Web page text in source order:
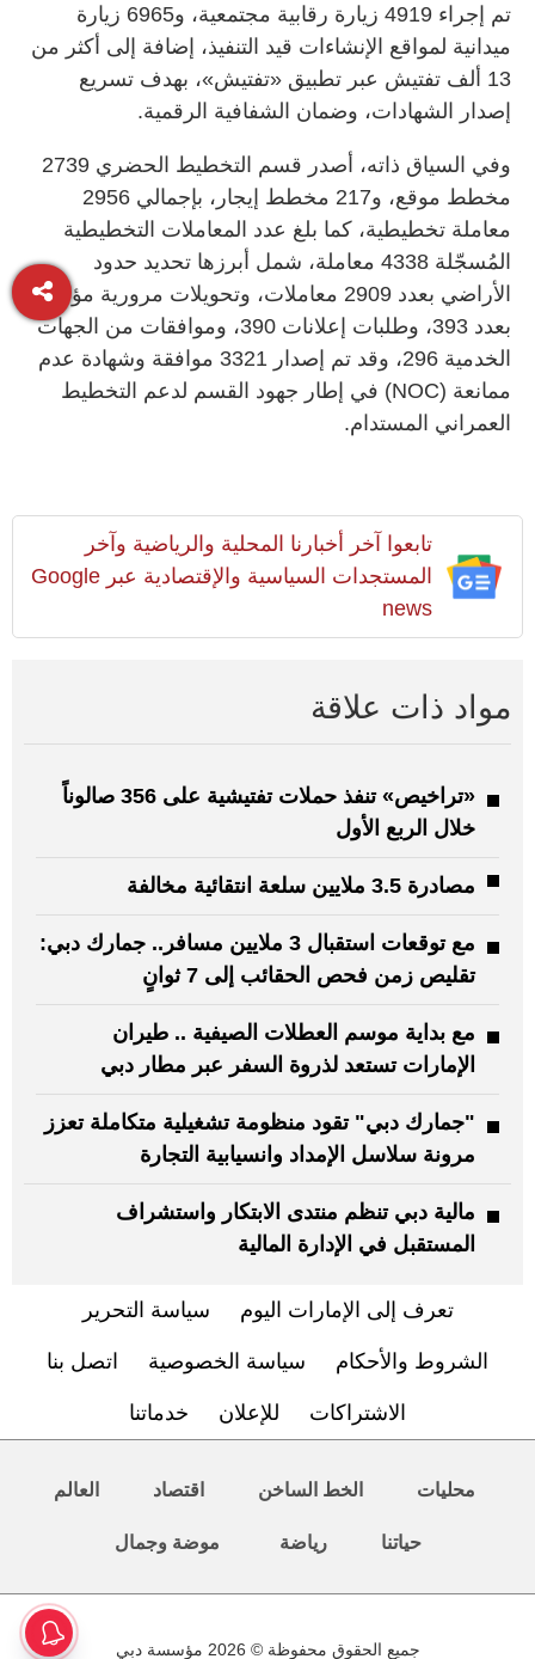
تم إجراء 4919 زيارة رقابية مجتمعية، و6965 زيارة
ميدانية لمواقع الإنشاءات قيد التنفيذ، إضافة إلى أكثر من
13 ألف تفتيش عبر تطبيق «تفتيش»، بهدف تسريع
إصدار الشهادات، وضمان الشفافية الرقمية.
وفي السياق ذاته، أصدر قسم التخطيط الحضري 2739
مخطط موقع، و217 مخطط إيجار، بإجمالي 2956
معاملة تخطيطية، كما بلغ عدد المعاملات التخطيطية
المُسجّلة 4338 معاملة، شمل أبرزها تحديد حدود
الأراضي بعدد 2909 معاملات، وتحويلات مرورية مؤقتة
بعدد 393، وطلبات إعلانات 390، وموافقات من الجهات
الخدمية 296، وقد تم إصدار 3321 موافقة وشهادة عدم
ممانعة (NOC) في إطار جهود القسم لدعم التخطيط
العمراني المستدام.
تابعوا آخر أخبارنا المحلية والرياضية وآخر
المستجدات السياسية والإقتصادية عبر Google
news
مواد ذات علاقة
«تراخيص» تنفذ حملات تفتيشية على 356 صالوناً
خلال الربع الأول
مصادرة 3.5 ملايين سلعة انتقائية مخالفة
مع توقعات استقبال 3 ملايين مسافر.. جمارك دبي:
تقليص زمن فحص الحقائب إلى 7 ثوانٍ
مع بداية موسم العطلات الصيفية .. طيران
الإمارات تستعد لذروة السفر عبر مطار دبي
"جمارك دبي" تقود منظومة تشغيلية متكاملة تعزز
مرونة سلاسل الإمداد وانسيابية التجارة
مالية دبي تنظم منتدى الابتكار واستشراف
المستقبل في الإدارة المالية
تعرف إلى الإمارات اليوم سياسة التحرير
الشروط والأحكام سياسة الخصوصية اتصل بنا
الاشتراكات للإعلان خدماتنا
محليات الخط الساخن اقتصاد العالم
حياتنا رياضة موضة وجمال
جميع الحقوق محفوظة © 2026 مؤسسة دبي